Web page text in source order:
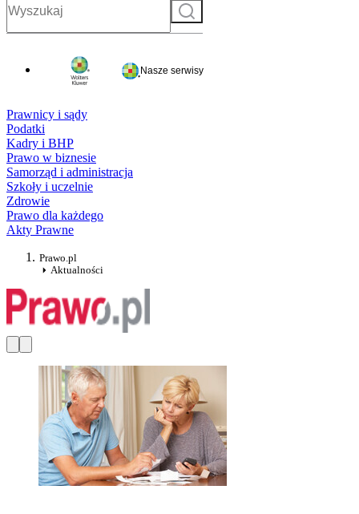
Szukaj
Nasze serwisy
Prawnicy i sądy
Podatki
Kadry i BHP
Prawo w biznesie
Samorząd i administracja
Szkoły i uczelnie
Zdrowie
Prawo dla każdego
Akty Prawne
Prawo.pl
Aktualności